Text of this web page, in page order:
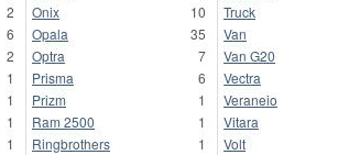
2
6
2
1
1
1
1
Onix
10
Opala
35
Optra
7
Prisma
6
Prizm
1
Ram 2500
1
Ringbrothers
1
Truck
Van
Van G20
Vectra
Veraneio
Vitara
Volt